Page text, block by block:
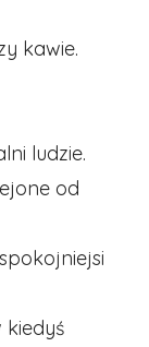
kawie.
ludzie.
od
kiedyś